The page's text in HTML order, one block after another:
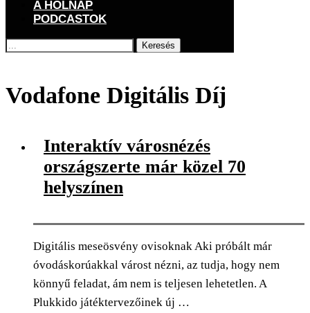
A HOLNAP
PODCASTOK
Keresés
Vodafone Digitális Díj
Interaktív városnézés
országszerte már közel 70
helyszínen
Digitális meseösvény ovisoknak Aki próbált már
óvodáskorúakkal várost nézni, az tudja, hogy nem
könnyű feladat, ám nem is teljesen lehetetlen. A
Plukkido játéktervezőinek új …